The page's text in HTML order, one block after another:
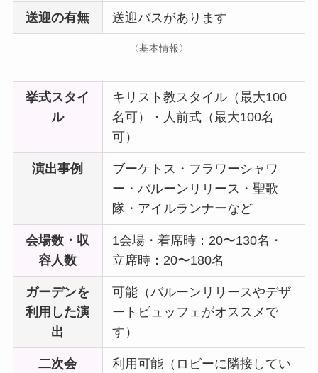
送迎の有無 送迎バスがあります
〈基本情報〉
挙式スタイ
ル
キリスト教スタイル（最大100
名可）・人前式（最大100名
可）
演出事例
ブーケトス・フラワーシャワ
ー・バルーンリリース・聖歌
隊・アイルランナーなど
会場数・収
容人数
1会場・着席時：20〜130名・
立席時：20〜180名
ガーデンを
利用した演
出
可能（バルーンリリースやデザ
ートビュッフェがオススメで
す）
二次会
利用可能（ロビーに隣接してい